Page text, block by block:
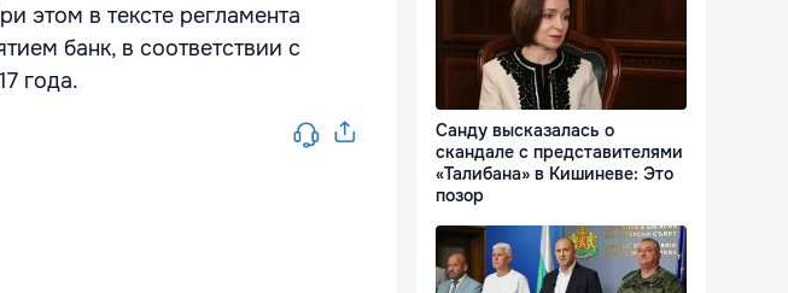
этом в тексте регламента
банк, в соответствии с
года.
Санду высказалась о
скандале с представителями
«Талибана» в Кишиневе: Это
позор